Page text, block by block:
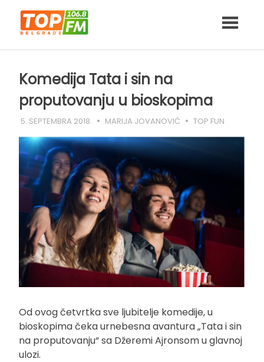
content
Komedija Tata i sin na
proputovanju u bioskopima
5. SEPTEMBRA 2018. MARIJA JOVANOVIĆ TOP FUN
Od ovog četvrtka sve ljubitelje komedije, u
bioskopima čeka urnebesna avantura „Tata i sin
na proputovanju“ sa Džeremi Ajronsom u glavnoj
ulozi.